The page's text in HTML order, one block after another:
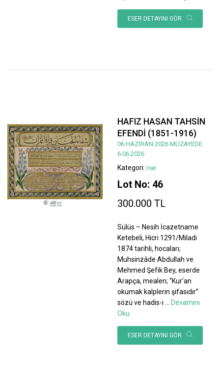
ESER DETAYINI GÖR
HAFIZ HASAN TAHSİN
EFENDİ (1851-1916)
06 HAZİRAN 2026 MÜZAYEDE
6.06.2026
Kategori: Hat
Lot No: 46
300.000 TL
Sülüs – Nesih İcazetname
Ketebeli, Hicri 1291/Miladi
1874 tarihli, hocaları;
Muhsinzâde Abdullah ve
Mehmed Şefik Bey, eserde
Arapça, mealen; “Kur’an
okumak kalplerin şifasıdır”
sözü ve hadis-i ... Devamını
Oku
ESER DETAYINI GÖR